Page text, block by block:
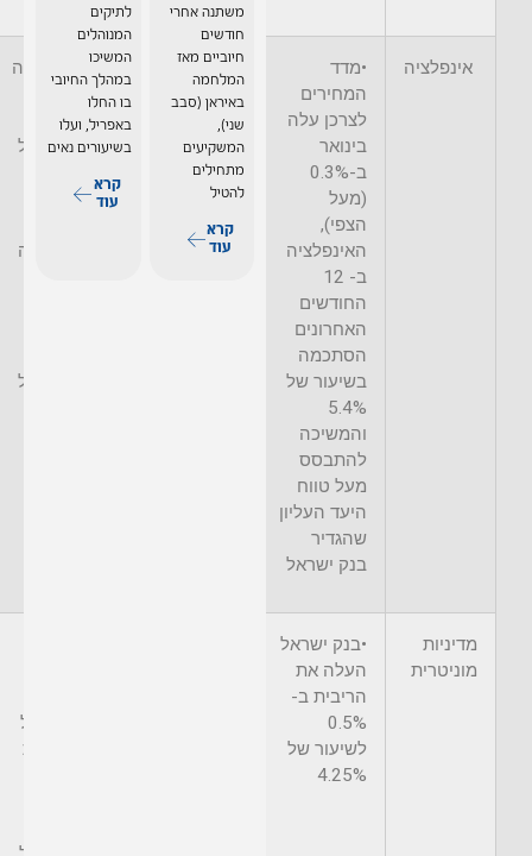
אינפלציה
•מדד
המחירים
לצרכן עלה
בינואר
ב-0.3%
(מעל
הצפי),
האינפלציה
ב- 12
החודשים
האחרונים
הסתכמה
בשיעור של
5.4%
והמשיכה
להתבסס
מעל טווח
היעד העליון
שהגדיר
בנק ישראל
•האינפלציה
בינואר עלתה
האינפלציה ב-
12 החודשים
האחרונים
הסתכמה
בשיעור של
•האינפלציה
בינואר
ירדה
בשיעור של
(בהתאם
מדיניות
מוניטרית
•בנק ישראל
העלה את
הריבית ב-
0.5%
לשיעור של
4.25%
משתנה אחרי
חודשים
חיוביים מאז
המלחמה
באיראן (סבב
שני),
המשקיעים
מתחילים
להטיל
קרא
עוד
לתיקים
המנוהלים
המשיכו
במהלך החיובי
בו החלו
באפריל, ועלו
בשיעורים נאים
קרא
עוד